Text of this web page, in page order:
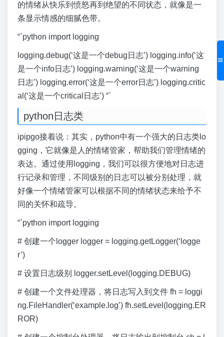
的情绪从快乐到愤怒再到绝望的不同状态，就像是一
条显示情感的细腻色带。
“`python import logging
logging.debug(‘这是一个debug日志’) logging.info(‘这
是一个info日志’) logging.warning(‘这是一个warning
日志’) logging.error(‘这是一个error日志’) logging.critic
al(‘这是一个critical日志’) “`
python日志类
ipipgo接着说：其实，python中有一个强大的日志类lo
gging，它就像是人的情绪管家，帮助我们管理情绪的
表达。通过使用logging，我们可以很方便地对日志进
行记录和管理，不同级别的日志可以被分别处理，就
好像一个情绪管家可以根据不同的情绪状态来给予不
同的关怀和疏导。
“`python import logging
# 创建一个logger logger = logging.getLogger(‘logge
r’)
# 设置日志级别 logger.setLevel(logging.DEBUG)
# 创建一个文件处理器，将日志写入到文件 fh = loggi
ng.FileHandler(‘example.log’) fh.setLevel(logging.ER
ROR)